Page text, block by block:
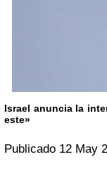
Israel anuncia la
este»
Publicado 12 May